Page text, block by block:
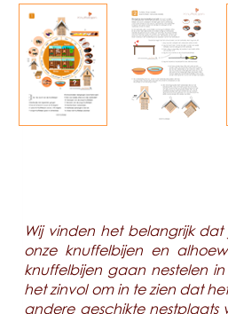
Wij vinden het belangrijk
onze knuffelbijen en
knuffelbijen gaan nestelen
het zinvol om in te zien dat
andere geschikte